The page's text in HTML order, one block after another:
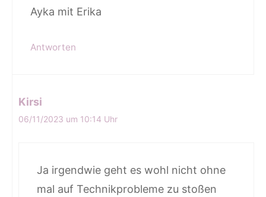
Ayka mit Erika
Antworten
Kirsi
06/11/2023 um 10:14 Uhr
Ja irgendwie geht es wohl nicht ohne
mal auf Technikprobleme zu stoßen